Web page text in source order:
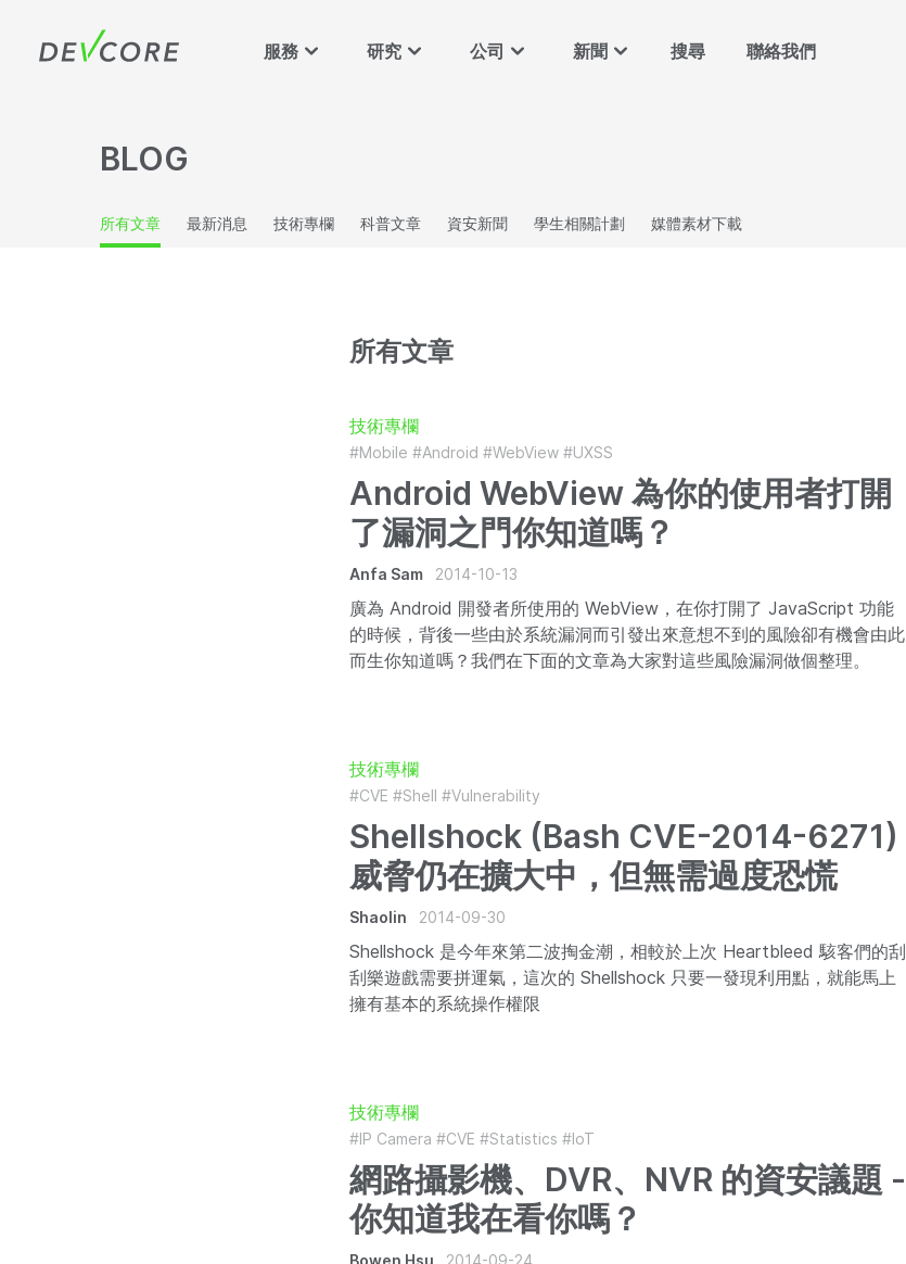
服務 研究 公司 新聞 搜尋 聯絡我們
BLOG
所有文章 最新消息 技術專欄 科普文章 資安新聞 學生相關計劃 媒體素材下載
所有文章
技術專欄
#Mobile #Android #WebView #UXSS
Android WebView 為你的使用者打開
了漏洞之門你知道嗎？
Anfa Sam 2014-10-13
廣為 Android 開發者所使用的 WebView，在你打開了 JavaScript 功能
的時候，背後一些由於系統漏洞而引發出來意想不到的風險卻有機會由此
而生你知道嗎？我們在下面的文章為大家對這些風險漏洞做個整理。
技術專欄
#CVE #Shell #Vulnerability
Shellshock (Bash CVE-2014-6271)
威脅仍在擴大中，但無需過度恐慌
Shaolin 2014-09-30
Shellshock 是今年來第二波掏金潮，相較於上次 Heartbleed 駭客們的刮
刮樂遊戲需要拼運氣，這次的 Shellshock 只要一發現利用點，就能馬上
擁有基本的系統操作權限
技術專欄
#IP Camera #CVE #Statistics #IoT
網路攝影機、DVR、NVR 的資安議題 -
你知道我在看你嗎？
Bowen Hsu 2014-09-24